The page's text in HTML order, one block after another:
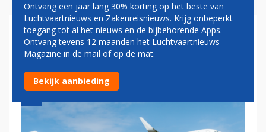
PILOTEN AIR FRANCE-KLM:
STOP MET PLAN TRANSAVIA
Ontvang een jaar lang 30% korting op het beste van
Luchtvaartnieuws en Zakenreisnieuws. Krijg onbeperkt
toegang tot al het nieuws en de bijbehorende Apps.
Ontvang tevens 12 maanden het Luchtvaartnieuws
Magazine in de mail of op de mat.
Bekijk aanbieding